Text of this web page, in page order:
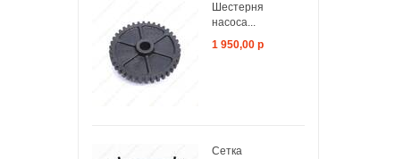
Шестерня
насоса...
1 950,00 р
Сетка